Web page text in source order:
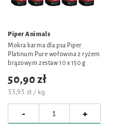
Piper Animals
Mokra karma dla psa Piper
Platinum Pure wołowina z ryżem
brązowym zestaw 10 x 150 g
50,90 zł
33,93 zł / kg
- +